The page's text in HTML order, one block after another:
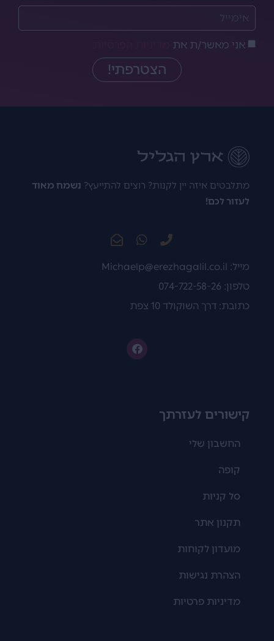
אני מאשר/ת את
הצטרפתי!
מתלבטים איזה יין לקנות? רוצים להתייעץ? נשמח מאוד
לעזור לכם!
מייל: Michaelp@erezhagalil.co.il
טלפון: 074-722-58-26
כתובת: דרך השוקולד 10 צפת
קישורים לעזרתך
החשבון שלי
קופה
סל קניות
תקנון אתר
מועדון לקוחות
הצהרת נגישות
מדיניות פרטיות